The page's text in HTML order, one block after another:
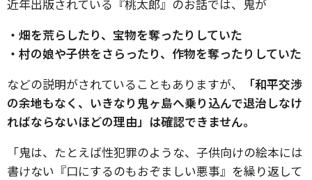
近年出版されている『桃太郎』のお話では、鬼が
・畑を荒らしたり、宝物を奪ったりしていた
・村の娘や子供をさらったり、作物を奪ったりしていた
などの説明がされていることもありますが、
「和平交渉
の余地もなく、いきなり鬼ヶ島へ乗り込んで退治しなけ
ればならないほどの理由」は確認できません。
「鬼は、たとえば性犯罪のような、子供向けの絵本には
書けない『口にするのもおぞましい悪事』を繰り返して